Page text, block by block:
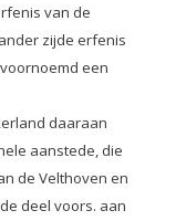
van de
zijde erfenis
een
daaraan
aanstede, die
de Velthoven en
deel voors. aan